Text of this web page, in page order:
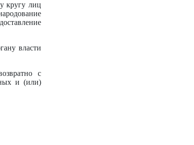
кругу лиц
власти
с
и (или)